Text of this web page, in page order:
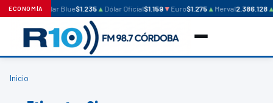
ECONOMÍADólar Blue$1.235▲ Dólar Oficial$1.159▼Euro$1.275▲ Merval2.386.128▲
Inicio